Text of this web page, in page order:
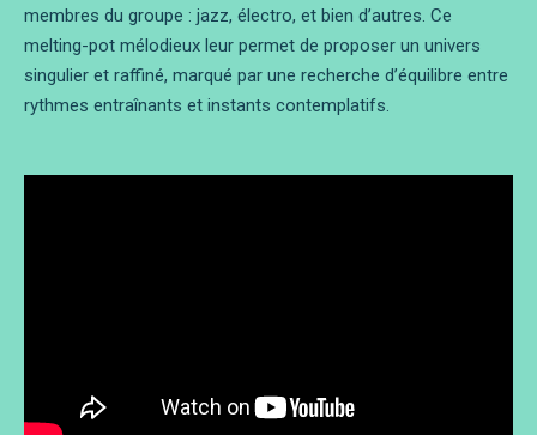
membres du groupe : jazz, électro, et bien d’autres. Ce
melting-pot mélodieux leur permet de proposer un univers
singulier et raffiné, marqué par une recherche d’équilibre entre
rythmes entraînants et instants contemplatifs.